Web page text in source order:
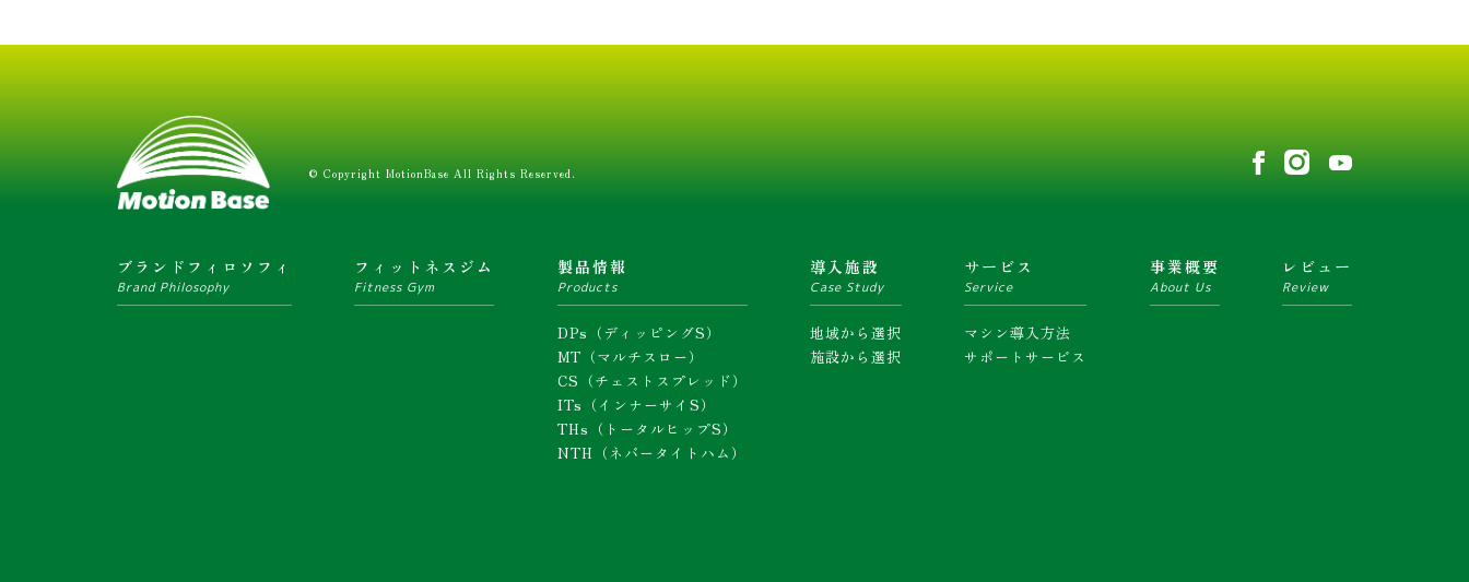
© Copyright MotionBase All Rights Reserved.
ブランドフィロソフィ
Brand Philosophy
フィットネスジム
Fitness Gym
製品情報
Products
DPs（ディッピングS）
MT（マルチスロー）
CS（チェストスプレッド）
ITs（インナーサイS）
THs（トータルヒップS）
NTH（ネバータイトハム）
導入施設
Case Study
地域から選択
施設から選択
サービス
Service
マシン導入方法
サポートサービス
事業概要
About Us
レビュー
Review